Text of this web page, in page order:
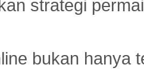
strategi
bukan hanya